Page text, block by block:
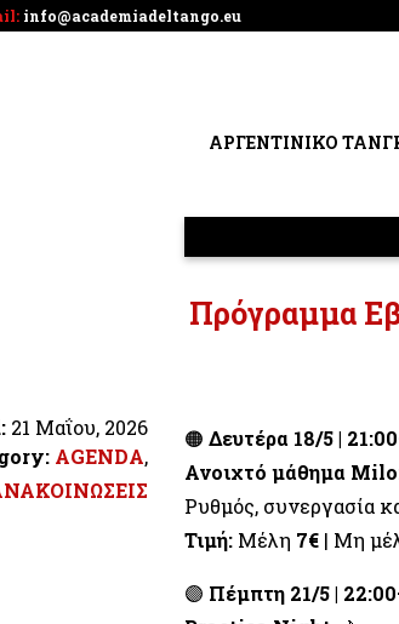
info@academiadeltango.eu
ΑΡΓΕΝΤΙΝΙΚΟ
Πρόγραμμα
21 Μαΐου, 2026
AGENDA,
🟠 Δευτέρα 18/5 |
Ανοιχτό μάθημα
Ρυθμός, συνεργασία
Τιμή:Μέλη 7€| Μη
🟣 Πέμπτη 21/5 |